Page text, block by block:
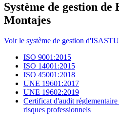
Système de gestion
Montajes
Voir le système de gestion
ISO 9001:2015
ISO 14001:2015
ISO 45001:2018
UNE 19601:2017
UNE 19602:2019
Certificat d'audit
risques professionnels